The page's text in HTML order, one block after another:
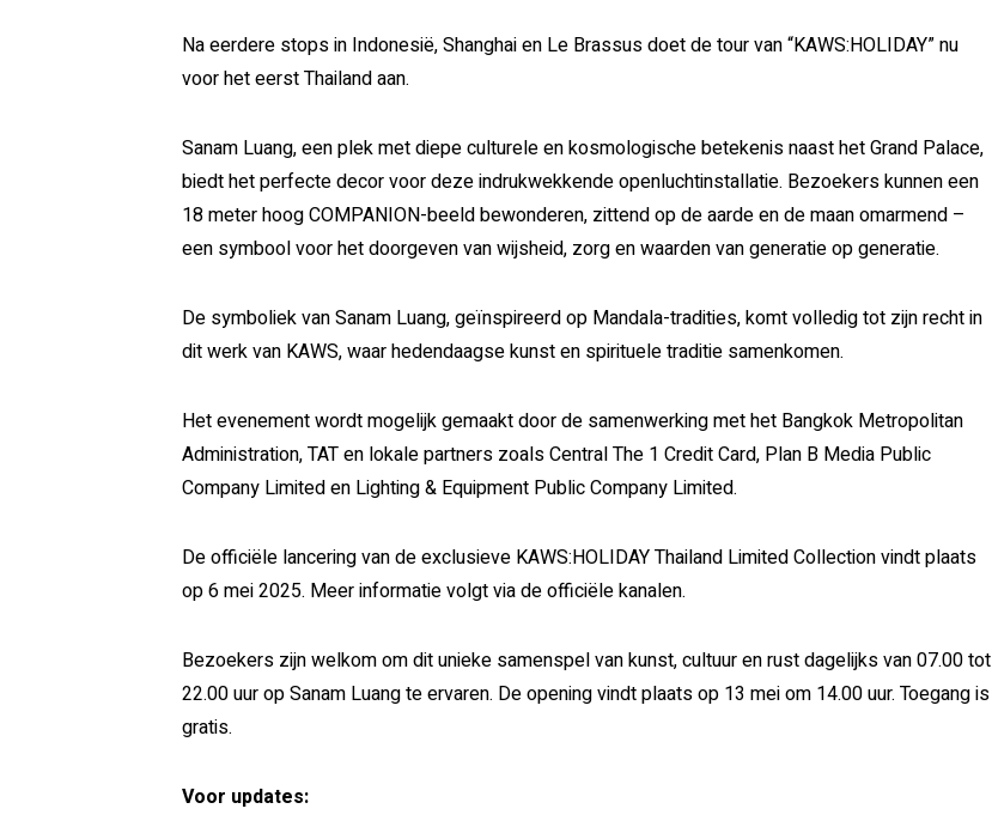
Na eerdere stops in Indonesië, Shanghai en Le Brassus doet de tour van “KAWS:HOLIDAY” nu
voor het eerst Thailand aan.
Sanam Luang, een plek met diepe culturele en kosmologische betekenis naast het Grand Palace,
biedt het perfecte decor voor deze indrukwekkende openluchtinstallatie. Bezoekers kunnen een
18 meter hoog COMPANION-beeld bewonderen, zittend op de aarde en de maan omarmend –
een symbool voor het doorgeven van wijsheid, zorg en waarden van generatie op generatie.
De symboliek van Sanam Luang, geïnspireerd op Mandala-tradities, komt volledig tot zijn recht in
dit werk van KAWS, waar hedendaagse kunst en spirituele traditie samenkomen.
Het evenement wordt mogelijk gemaakt door de samenwerking met het Bangkok Metropolitan
Administration, TAT en lokale partners zoals Central The 1 Credit Card, Plan B Media Public
Company Limited en Lighting & Equipment Public Company Limited.
De officiële lancering van de exclusieve KAWS:HOLIDAY Thailand Limited Collection vindt plaats
op 6 mei 2025. Meer informatie volgt via de officiële kanalen.
Bezoekers zijn welkom om dit unieke samenspel van kunst, cultuur en rust dagelijks van 07.00 tot
22.00 uur op Sanam Luang te ervaren. De opening vindt plaats op 13 mei om 14.00 uur. Toegang is
gratis.
Voor updates: